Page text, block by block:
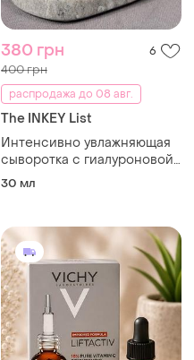
380 грн 6
400 грн
распродажа до 08 авг.
The INKEY List
Интенсивно увлажняющая
сыворотка с гиалуроновой
кислотой the inkey list
30 мл